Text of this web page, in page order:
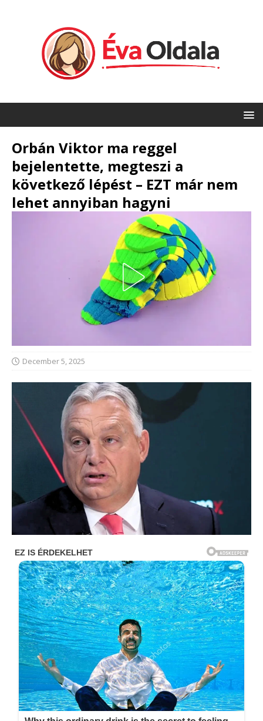
Orbán Viktor ma reggel
bejelentette, megteszi a
következő lépést – EZT már nem
lehet annyiban hagyni
December 5, 2025